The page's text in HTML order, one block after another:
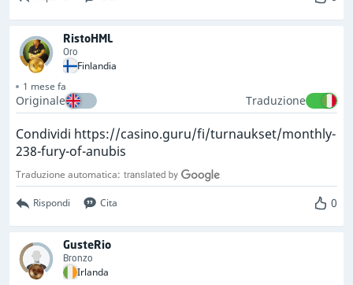
RistoHML
Oro
Finlandia
1 mese fa
Originale Traduzione
Condividi https://casino.guru/fi/turnaukset/monthly-
238-fury-of-anubis
Traduzione automatica:
Rispondi Cita 0
GusteRio
Bronzo
Irlanda